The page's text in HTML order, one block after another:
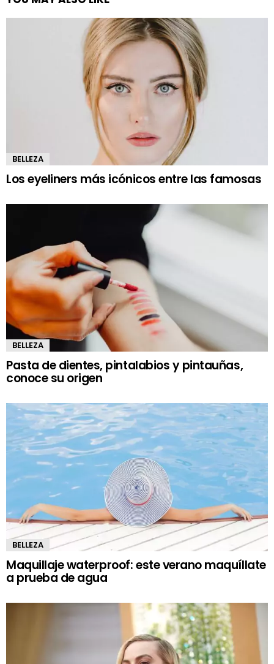
BELLEZA
Los eyeliners más icónicos entre las famosas
BELLEZA
Pasta de dientes, pintalabios y pintauñas,
conoce su origen
BELLEZA
Maquillaje waterproof: este verano maquíllate
a prueba de agua